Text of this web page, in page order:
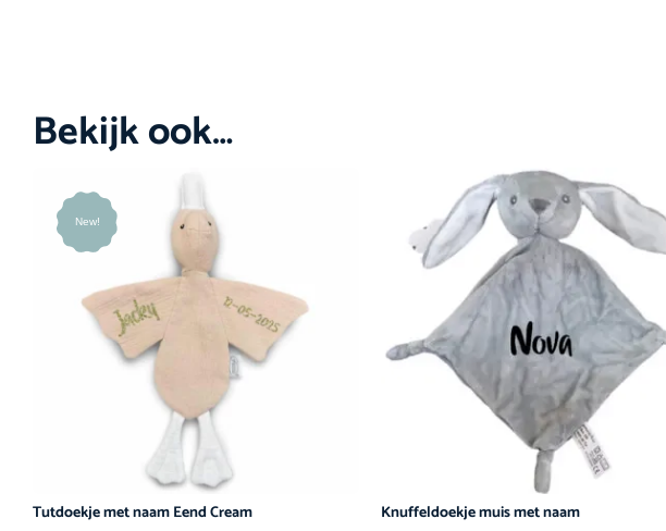
Bekijk ook…
New!
Tutdoekje met naam Eend Cream Knuffeldoekje muis met naam